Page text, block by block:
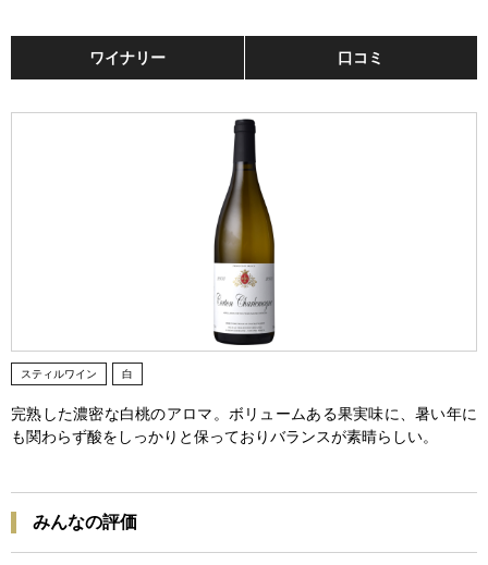
ワイナリー 口コミ
スティルワイン 白
完熟した濃密な白桃のアロマ。ボリュームある果実味に、暑い年に
も関わらず酸をしっかりと保っておりバランスが素晴らしい。
みんなの評価